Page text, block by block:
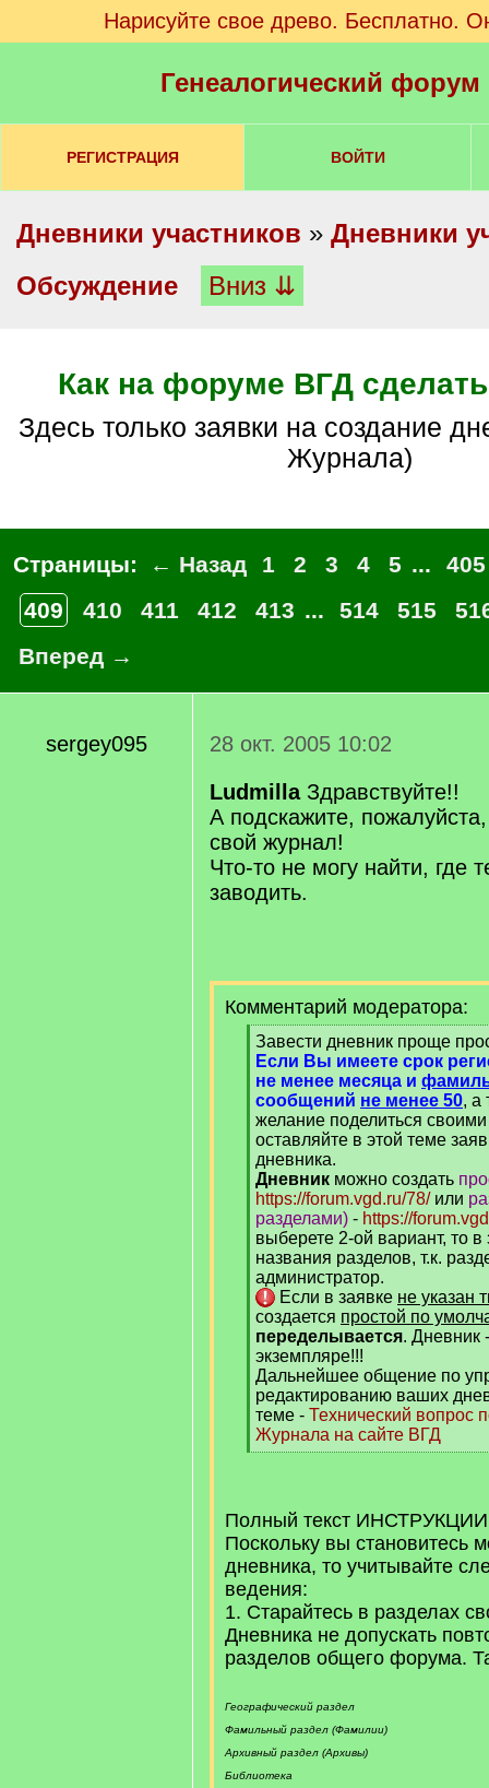
Нарисуйте свое древо. Бесплатно.
Генеалогический
РЕГИСТРАЦИЯ ВОЙТИ
Дневники участников » Дневники
Обсуждение
Вниз ⇊
Как на форуме ВГД
здесь только заявки на создание дневника (Живого
Журнала)
Страницы: ← Назад 1 2 3 4 5 ...
405
409
410 411 412 413 ... 514 515
Вперед →
sergey095
28 окт. 2005 10:02
LudmillaЗдравствуйте!!
А подскажите,
свой журнал!
Что-то не могу найти, где
заводить.
Комментарий модератора:
[
q
]
Завести дневник проще
Если Вы имеете срок
не менее месяца и
сообщений не менее 50, а
желание поделиться
оставляйте в этой теме
дневника.
Дневник можно создать
https://forum.vgd.ru/78/или
разделами) - https://
выберете 2-ой вариант, то
названия разделов, т.к.
администратор.
Если в заявке не указан
создается простой по
переделывается. Дневник
экземпляре!!!
Дальнейшее общение по
редактированию ваших
теме - Технический вопрос
Журнала на сайте ВГД
[
]
Полный текст
Поскольку вы становитесь
дневника, то учитывайте
ведения:
1. Старайтесь в разделах
Дневника не допускать
разделов общего форума.
Географический раздел
Фамильный раздел (Фамилии)
Архивный раздел (Архивы)
Библиотека